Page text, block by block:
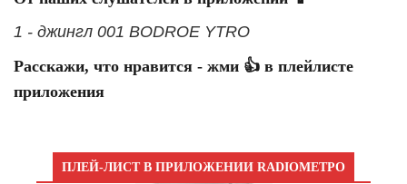
1 - джингл 001 BODROE YTRO
Расскажи, что нравится - жми 👍 в плейлисте
приложения
ПЛЕЙ-ЛИСТ В ПРИЛОЖЕНИИ RADIOМЕТРО